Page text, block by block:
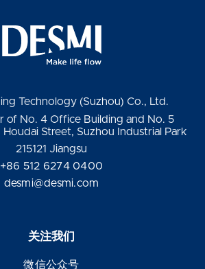
Technology (Suzhou) Co., Ltd.
of No. 4 Office Building and No. 5
Street, Suzhou Industrial Park
215121 Jiangsu
+86 512 6274 0400
desmi@desmi.com
关注我们
微信公众号